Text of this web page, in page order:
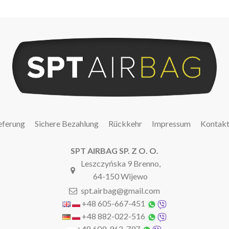
Sichere Bezahlung Rückkehr Impressum Kontakt
SPT AIRBAG SP. Z O. O.
Leszczyńska 9 Brenno,
64-150 Wijewo
spt.airbag@gmail.com
+48 605-667-451
+48 882-022-516